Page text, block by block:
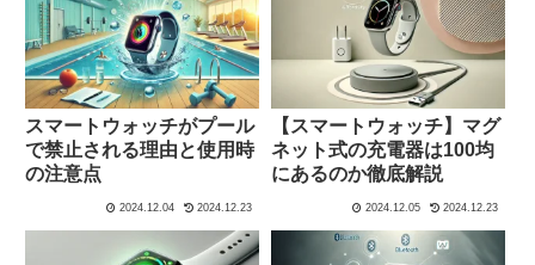
スマートウォッチがプール
で禁止される理由と使用時
の注意点
2024.12.04 2024.12.23
【スマートウォッチ】マグ
ネット式の充電器は100均
にあるのか徹底解説
2024.12.05 2024.12.23